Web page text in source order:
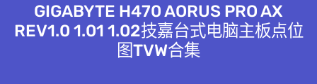
GIGABYTE H470 AORUS PRO AX
REV1.0 1.01 1.02技嘉台式电脑主板点位
图TVW合集